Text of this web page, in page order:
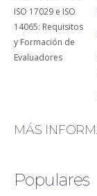
MÁS
Populares